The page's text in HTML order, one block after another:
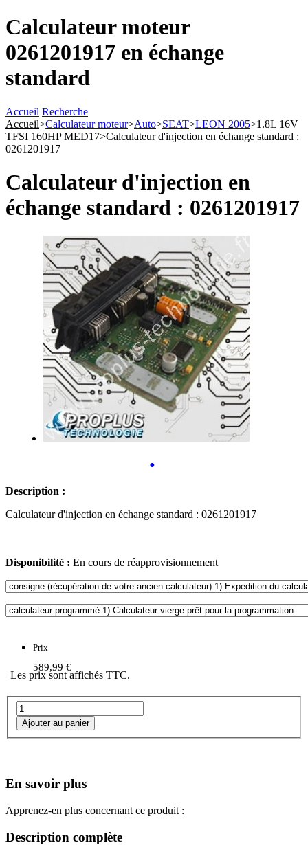
Calculateur moteur
0261201917 en échange
standard
Accueil Recherche
Accueil>Calculateur moteur>Auto>SEAT>LEON 2005>1.8L 16V
TFSI 160HP MED17>Calculateur d'injection en échange standard :
0261201917
Calculateur d'injection en
échange standard : 0261201917
•
Description :
Calculateur d'injection en échange standard : 0261201917
Disponibilité : En cours de réapprovisionnement
Prix
589,99 €
Les prix sont affichés TTC.
En savoir plus
Apprenez-en plus concernant ce produit :
Description complète